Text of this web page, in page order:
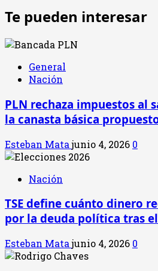
Te pueden interesar
General
Nación
PLN rechaza impuestos al
la canasta básica
Esteban Matajunio 4, 2026 0
Nación
TSE define cuánto dinero
por la deuda política tras
Esteban Matajunio 4, 2026 0